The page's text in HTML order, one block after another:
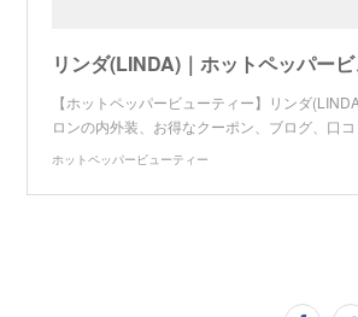
リンダ(LINDA)｜ホットペッパー
【ホットペッパービューティー】リンダ
ロンの内外装、お得なクーポン、ブログ、口
ホットペッパービューティー